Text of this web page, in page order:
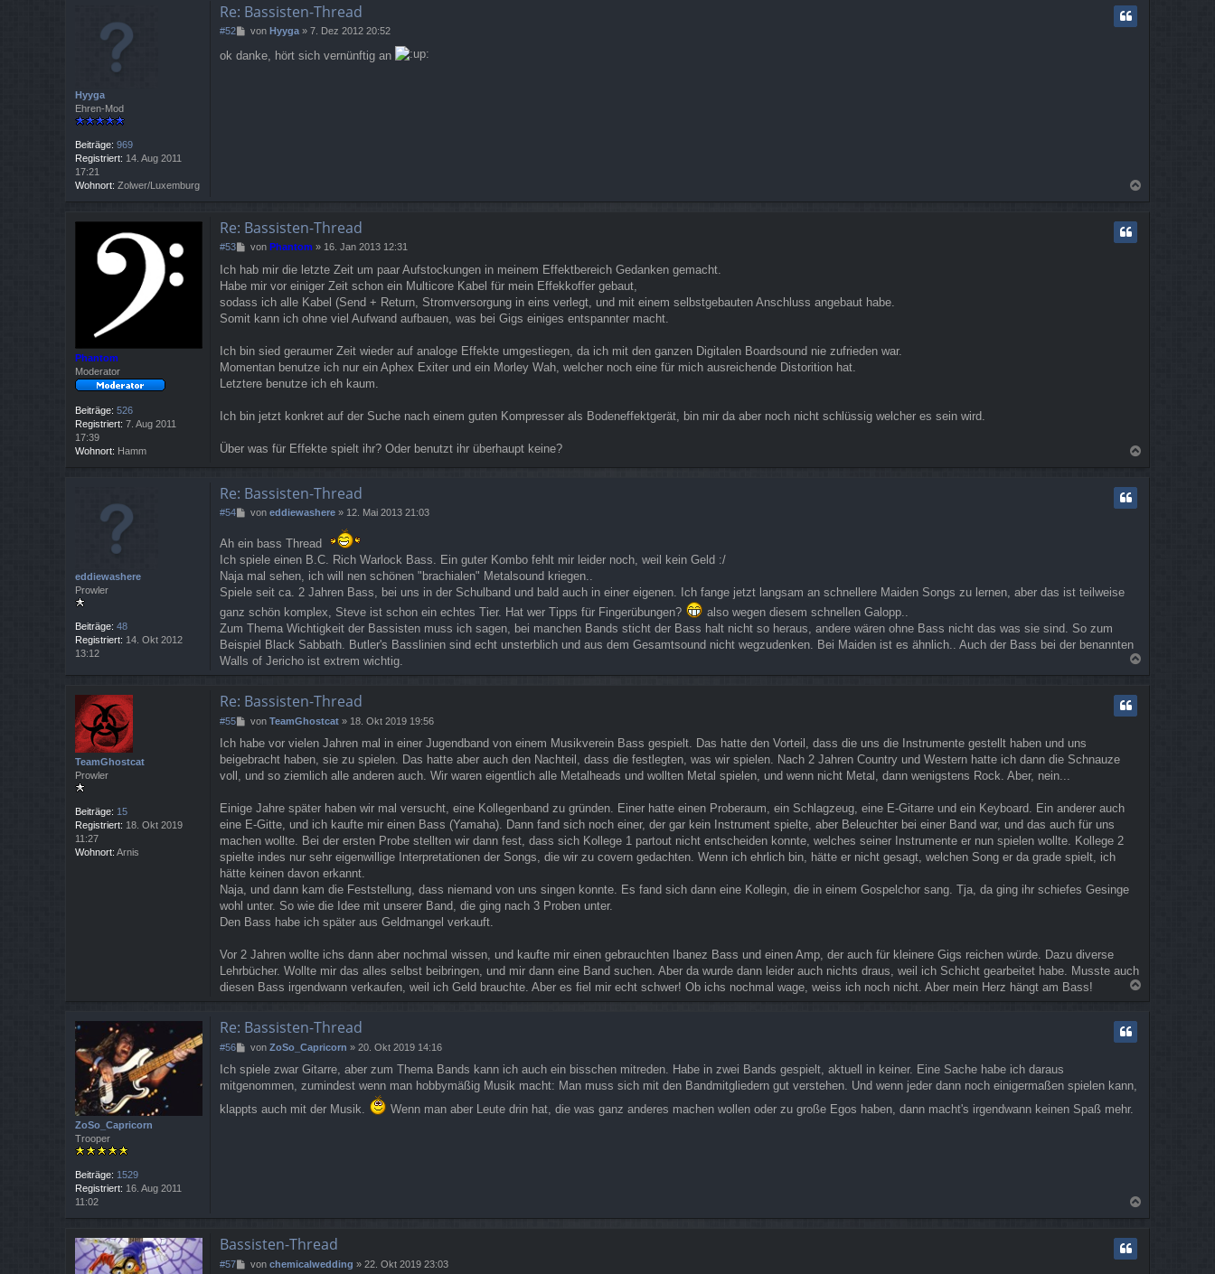
Hyyga
Ehren-Mod
Beiträge: 969
Registriert: 14. Aug 2011
17:21
Wohnort: Zolwer/Luxemburg
Re: Bassisten-Thread
#52
B
i
von Hyyga» 7. Dez 2012 20:52
ok danke, hört sich vernünftig an
a
Phantom
Moderator
Beiträge: 526
Registriert: 7. Aug 2011
17:39
Wohnort: Hamm
Re: Bassisten-Thread
#53
B
i
t
r
a
von Phantom » 16. Jan 2013 12:31
Ich hab mir die letzte Zeit um paar Aufstockungen in meinem Effektbereich Gedanken gemacht.
Habe mir vor einiger Zeit schon ein Multicore Kabel für mein Effekkoffer gebaut,
sodass ich alle Kabel (Send + Return, Stromversorgung in eins verlegt, und mit einem selbstgebauten Anschluss angebaut habe.
Somit kann ich ohne viel Aufwand aufbauen, was bei Gigs einiges entspannter macht.
Ich bin sied geraumer Zeit wieder auf analoge Effekte umgestiegen, da ich mit den ganzen Digitalen Boardsound nie zufrieden war.
Momentan benutze ich nur ein Aphex Exiter und ein Morley Wah, welcher noch eine für mich ausreichende Distorition hat.
Letztere benutze ich eh kaum.
Ich bin jetzt konkret auf der Suche nach einem guten Kompresser als Bodeneffektgerät, bin mir da aber noch nicht schlüssig welcher es sein wird.
Über was für Effekte spielt ihr? Oder benutzt ihr überhaupt keine?
eddiewashere
Prowler
Beiträge: 48
Registriert: 14. Okt 2012
13:12
Re: Bassisten-Thread
#54
B
i
r
a
g
von eddiewashere» 12. Mai 2013 21:03
Ah ein bass Thread
Ich spiele einen B.C. Rich Warlock Bass. Ein guter Kombo fehlt mir leider noch, weil kein Geld :/
Naja mal sehen, ich will nen schönen "brachialen" Metalsound kriegen..
Spiele seit ca. 2 Jahren Bass, bei uns in der Schulband und bald auch in einer eigenen. Ich fange jetzt langsam an schnellere Maiden Songs zu lernen, aber das ist teilweise
ganz schön komplex, Steve ist schon ein echtes Tier. Hat wer Tipps für Fingerübungen?
also wegen diesem schnellen Galopp..
Zum Thema Wichtigkeit der Bassisten muss ich sagen, bei manchen Bands sticht der Bass halt nicht so heraus, andere wären ohne Bass nicht das was sie sind. So zum
Beispiel Black Sabbath. Butler's Basslinien sind echt unsterblich und aus dem Gesamtsound nicht wegzudenken. Bei Maiden ist es ähnlich.. Auch der Bass bei der benannten
Walls of Jericho ist extrem wichtig.
a
TeamGhostcat
Prowler
Beiträge: 15
Registriert: 18. Okt 2019
11:27
Wohnort: Arnis
Re: Bassisten-Thread
#55
B
i
t
r
von TeamGhostcat» 18. Okt 2019 19:56
Ich habe vor vielen Jahren mal in einer Jugendband von einem Musikverein Bass gespielt. Das hatte den Vorteil, dass die uns die Instrumente gestellt haben und uns
beigebracht haben, sie zu spielen. Das hatte aber auch den Nachteil, dass die festlegten, was wir spielen. Nach 2 Jahren Country und Western hatte ich dann die Schnauze
voll, und so ziemlich alle anderen auch. Wir waren eigentlich alle Metalheads und wollten Metal spielen, und wenn nicht Metal, dann wenigstens Rock. Aber, nein...
Einige Jahre später haben wir mal versucht, eine Kollegenband zu gründen. Einer hatte einen Proberaum, ein Schlagzeug, eine E-Gitarre und ein Keyboard. Ein anderer auch
eine E-Gitte, und ich kaufte mir einen Bass (Yamaha). Dann fand sich noch einer, der gar kein Instrument spielte, aber Beleuchter bei einer Band war, und das auch für uns
machen wollte. Bei der ersten Probe stellten wir dann fest, dass sich Kollege 1 partout nicht entscheiden konnte, welches seiner Instrumente er nun spielen wollte. Kollege 2
spielte indes nur sehr eigenwillige Interpretationen der Songs, die wir zu covern gedachten. Wenn ich ehrlich bin, hätte er nicht gesagt, welchen Song er da grade spielt, ich
hätte keinen davon erkannt.
Naja, und dann kam die Feststellung, dass niemand von uns singen konnte. Es fand sich dann eine Kollegin, die in einem Gospelchor sang. Tja, da ging ihr schiefes Gesinge
wohl unter. So wie die Idee mit unserer Band, die ging nach 3 Proben unter.
Den Bass habe ich später aus Geldmangel verkauft.
Vor 2 Jahren wollte ichs dann aber nochmal wissen, und kaufte mir einen gebrauchten Ibanez Bass und einen Amp, der auch für kleinere Gigs reichen würde. Dazu diverse
Lehrbücher. Wollte mir das alles selbst beibringen, und mir dann eine Band suchen. Aber da wurde dann leider auch nichts draus, weil ich Schicht gearbeitet habe. Musste auch
diesen Bass irgendwann verkaufen, weil ich Geld brauchte. Aber es fiel mir echt schwer! Ob ichs nochmal wage, weiss ich noch nicht. Aber mein Herz hängt am Bass!
ZoSo_Capricorn
Trooper
Beiträge: 1529
Registriert: 16. Aug 2011
11:02
Re: Bassisten-Thread
#56
B
i
t
a
von ZoSo_Capricorn » 20. Okt 2019 14:16
Ich spiele zwar Gitarre, aber zum Thema Bands kann ich auch ein bisschen mitreden. Habe in zwei Bands gespielt, aktuell in keiner. Eine Sache habe ich daraus
mitgenommen, zumindest wenn man hobbymäßig Musik macht: Man muss sich mit den Bandmitgliedern gut verstehen. Und wenn jeder dann noch einigermaßen spielen kann,
klappts auch mit der Musik.
Wenn man aber Leute drin hat, die was ganz anderes machen wollen oder zu große Egos haben, dann macht's irgendwann keinen Spaß mehr.
a
Bassisten-Thread
#57
Bvon chemicalwedding » 22. Okt 2019 23:03